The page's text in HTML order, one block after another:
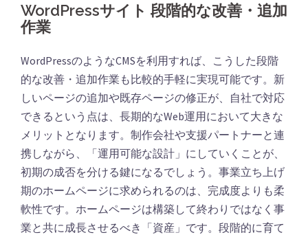
WordPressサイト 段階的な改善・追加
作業
WordPressのようなCMSを利用すれば、こうした段階
的な改善・追加作業も比較的手軽に実現可能です。新
しいページの追加や既存ページの修正が、自社で対応
できるという点は、長期的なWeb運用において大きな
メリットとなります。制作会社や支援パートナーと連
携しながら、「運用可能な設計」にしていくことが、
初期の成否を分ける鍵になるでしょう。事業立ち上げ
期のホームページに求められるのは、完成度よりも柔
軟性です。ホームページは構築して終わりではなく事
業と共に成長させるべき「資産」です。段階的に育て